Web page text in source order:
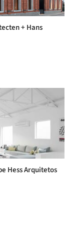
+ Hans
Hess Arquitetos